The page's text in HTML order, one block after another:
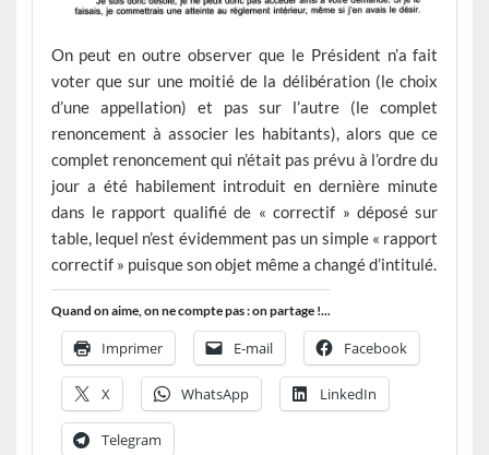
On peut en outre observer que le Président n’a fait
voter que sur une moitié de la délibération (le choix
d’une appellation) et pas sur l’autre (le complet
renoncement à associer les habitants), alors que ce
complet renoncement qui n’était pas prévu à l’ordre du
jour a été habilement introduit en dernière minute
dans le rapport qualifié de « correctif » déposé sur
table, lequel n’est évidemment pas un simple « rapport
correctif » puisque son objet même a changé d’intitulé.
Quand on aime, on ne compte pas : on partage !...
Imprimer E-mail Facebook
X WhatsApp LinkedIn
Telegram